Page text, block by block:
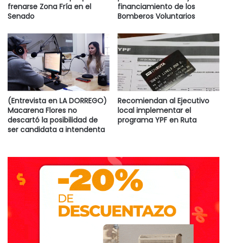
Destacadas
frenarse Zona Fría en el
Senado
financiamiento de los
Bomberos Voluntarios
(Entrevista en LA DORREGO)
Macarena Flores no
descartó la posibilidad de
ser candidata a intendenta
Recomiendan al Ejecutivo
local implementar el
programa YPF en Ruta